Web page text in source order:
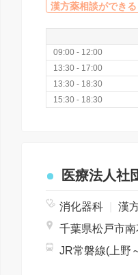
漢方薬相談ができる
09:00 - 12:00
13:30 - 17:00
13:30 - 18:30
15:30 - 18:30
医療法人社
消化器科 漢
千葉県松戸市
JR常磐線(上野